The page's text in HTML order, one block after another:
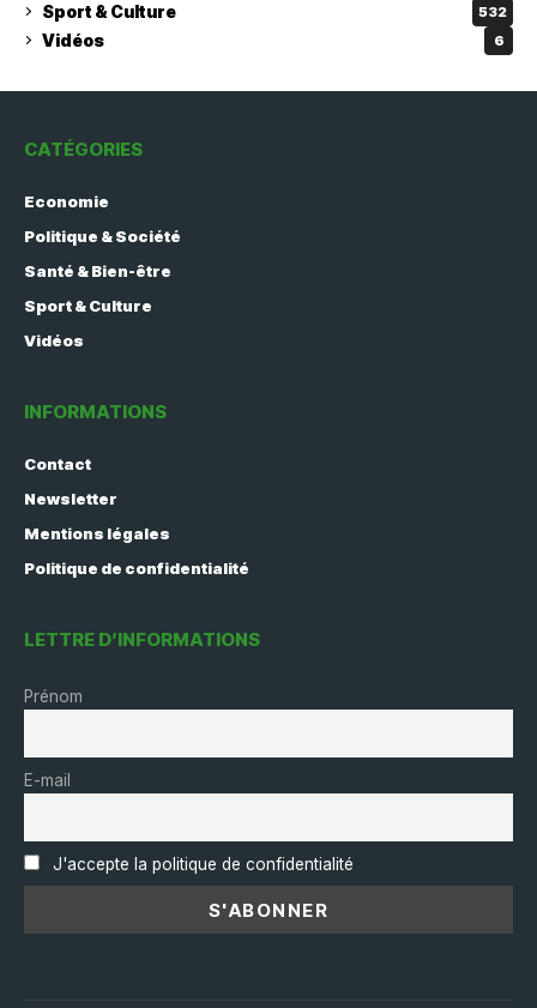
Sport & Culture 532
Vidéos 6
CATÉGORIES
Economie
Politique & Société
Santé & Bien-être
Sport & Culture
Vidéos
INFORMATIONS
Contact
Newsletter
Mentions légales
Politique de confidentialité
LETTRE D’INFORMATIONS
Prénom
E-mail
J'accepte la politique de confidentialité